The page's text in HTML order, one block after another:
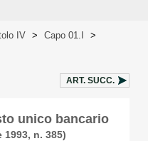
IV > Capo 01.I
>
ART. SUCC.
unico bancario
1993, n. 385)